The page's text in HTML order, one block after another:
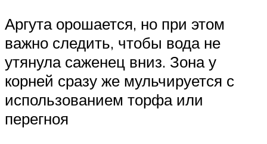
Аргута орошается, но при этом
важно следить, чтобы вода не
утянула саженец вниз. Зона у
корней сразу же мульчируется с
использованием торфа или
перегноя